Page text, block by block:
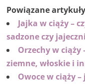
Powiązane
Jajka w ciąży –
sadzone czy
Orzechy w ciąży
ziemne, włoskie i
Owoce w ciąży